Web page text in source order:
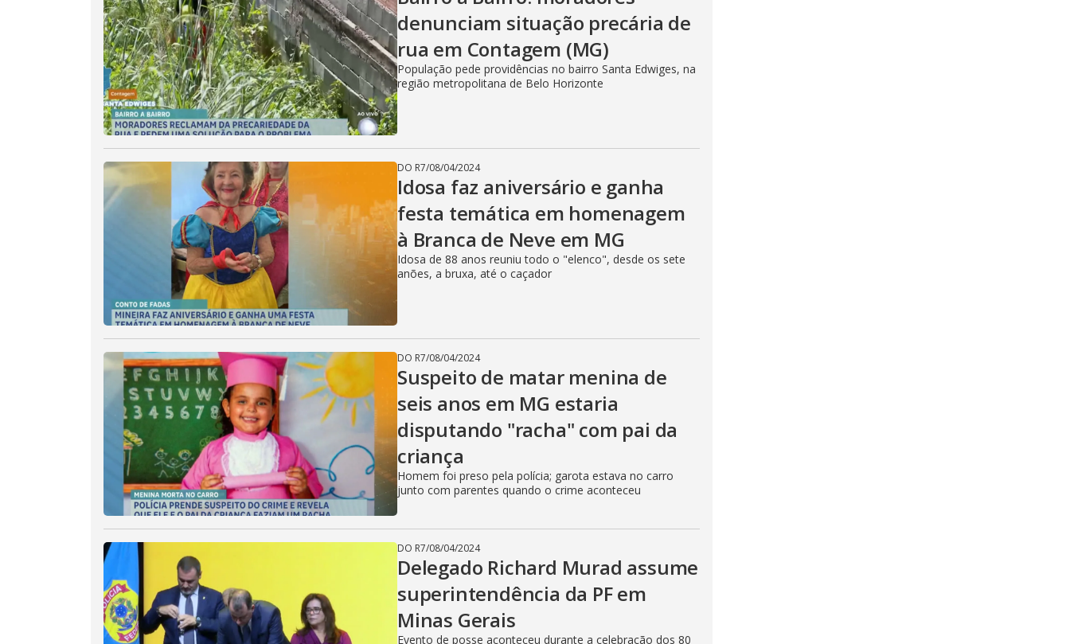
denunciam situação precária de
rua em Contagem (MG)
População pede providências no bairro Santa Edwiges, na
região metropolitana de Belo Horizonte
DO R7/08/04/2024
Idosa faz aniversário e ganha
festa temática em homenagem
à Branca de Neve em MG
Idosa de 88 anos reuniu todo o "elenco", desde os sete
anões, a bruxa, até o caçador
DO R7/08/04/2024
Suspeito de matar menina de
seis anos em MG estaria
disputando "racha" com pai da
criança
Homem foi preso pela polícia; garota estava no carro
junto com parentes quando o crime aconteceu
DO R7/08/04/2024
Delegado Richard Murad assume
superintendência da PF em
Minas Gerais
Evento de posse aconteceu durante a celebração dos 80